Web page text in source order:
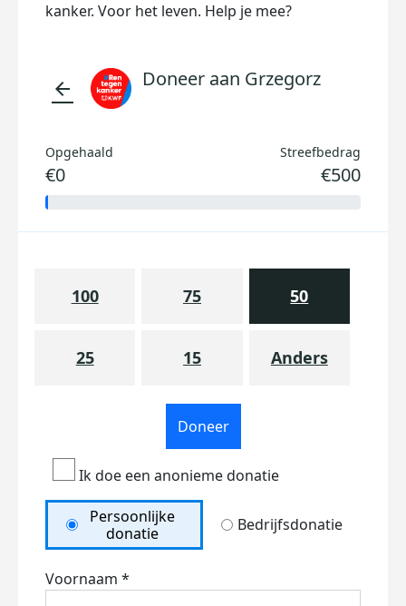
kanker. Voor het leven. Help je mee?
arrow_back Doneer aan Grzegorz
Opgehaald
€0
Streefbedrag
€500
100 75 50
25 15 Anders
Doneer
Ik doe een anonieme donatie
Persoonlijke
donatie
Bedrijfsdonatie
Voornaam *